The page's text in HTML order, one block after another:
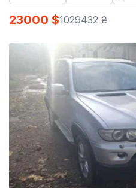
23000 $1029432 ₴